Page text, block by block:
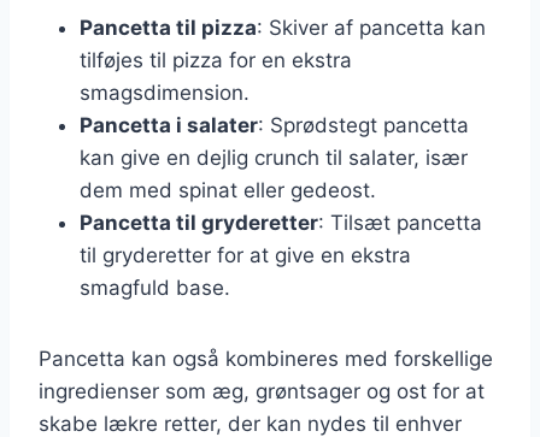
Pancetta til pizza: Skiver af pancetta kan
tilføjes til pizza for en ekstra
smagsdimension.
Pancetta i salater: Sprødstegt pancetta
kan give en dejlig crunch til salater, især
dem med spinat eller gedeost.
Pancetta til gryderetter: Tilsæt pancetta
til gryderetter for at give en ekstra
smagfuld base.
Pancetta kan også kombineres med forskellige
ingredienser som æg, grøntsager og ost for at
skabe lækre retter, der kan nydes til enhver